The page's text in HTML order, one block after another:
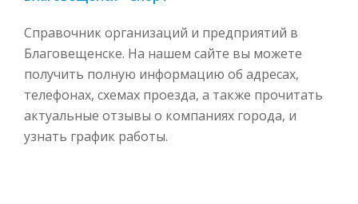
Справочник организаций и предприятий в
Благовещенске. На нашем сайте вы можете
получить полную информацию об адресах,
телефонах, схемах проезда, а также прочитать
актуальные отзывы о компаниях города, и
узнать график работы.